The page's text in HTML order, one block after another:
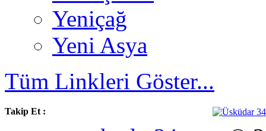
Yeniçağ
Yeni Asya
Tüm Linkleri Göster...
Takip Et :